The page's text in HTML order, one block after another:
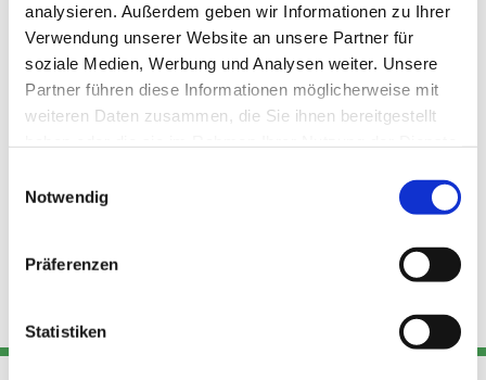
analysieren. Außerdem geben wir Informationen zu Ihrer
Verwendung unserer Website an unsere Partner für
soziale Medien, Werbung und Analysen weiter. Unsere
Partner führen diese Informationen möglicherweise mit
weiteren Daten zusammen, die Sie ihnen bereitgestellt
Notwendig
Präferenzen
Statistiken